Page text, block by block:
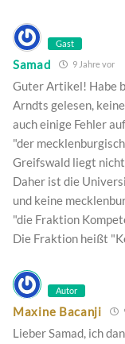
Gast
Samad 9 Jahre vor
Guter Artikel! Habe
Arndts gelesen,
auch einige Fehler
"der
Greifswald liegt
Daher ist die
und keine
"die Fraktion
Die Fraktion heißt
Autor
Maxine Bacanji
Lieber Samad, ich